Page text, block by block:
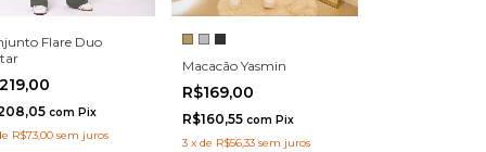
Flare Duo
com Pix
R$73,00 sem juros
Macacão Yasmin
R$169,00
R$160,55 com Pix
3 x de R$56,33 sem juros